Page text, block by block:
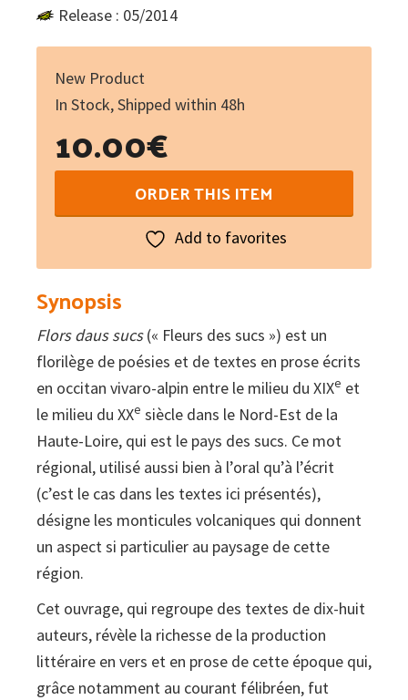
Release : 05/2014
New Product
In Stock, Shipped within 48h
10.00€
littérature
écrite
en
occitan
dans
le
Nord-
Est
de
la
Haute-
Loire
entre
1850
et
ORDER THIS ITEM
Add to favorites
Synopsis
Flors daus sucs(« Fleurs des sucs ») est un
florilège de poésies et de textes en prose écrits
en occitan vivaro-alpin entre le milieu du XIXe et
le milieu du XXe siècle dans le Nord-Est de la
Haute-Loire, qui est le pays des sucs. Ce mot
régional, utilisé aussi bien à l’oral qu’à l’écrit
(c’est le cas dans les textes ici présentés),
désigne les monticules volcaniques qui donnent
un aspect si particulier au paysage de cette
région.
Cet ouvrage, qui regroupe des textes de dix-huit
auteurs, révèle la richesse de la production
littéraire en vers et en prose de cette époque qui,
grâce notamment au courant félibréen, fut